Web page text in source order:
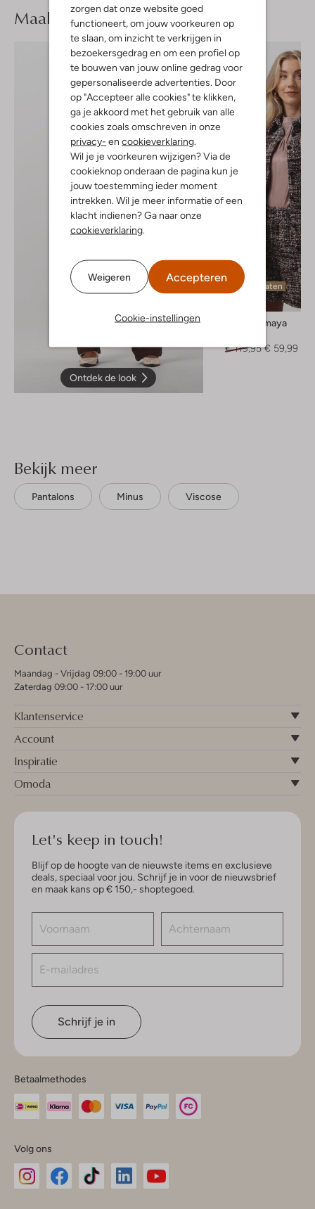
zorgen dat onze website goed
functioneert, om jouw voorkeuren op
te slaan, om inzicht te verkrijgen in
bezoekersgedrag en om een profiel op
te bouwen van jouw online gedrag voor
gepersonaliseerde advertenties. Door
op "Accepteer alle cookies" te klikken,
ga je akkoord met het gebruik van alle
cookies zoals omschreven in onze
privacy- en cookieverklaring.
Wil je je voorkeuren wijzigen? Via de
cookieknop onderaan de pagina kun je
jouw toestemming ieder moment
intrekken. Wil je meer informatie of een
klacht indienen? Ga naar onze
cookieverklaring.
Weigeren Accepteren
Cookie-instellingen
Maak jelook compleet
Ontdek de look
Laatste maten
Studio Amaya
€ 119,95 € 59,99
Bekijk meer
Pantalons Minus Viscose
Contact
Maandag - Vrijdag 09:00 - 19:00 uur
Zaterdag 09:00 - 17:00 uur
Klantenservice
Account
Inspiratie
Omoda
Let's keep in touch!
Blijf op de hoogte van de nieuwste items en exclusieve
deals, speciaal voor jou. Schrijf je in voor de nieuwsbrief
en maak kans op € 150,- shoptegoed.
Schrijf je in
Betaalmethodes
Volg ons